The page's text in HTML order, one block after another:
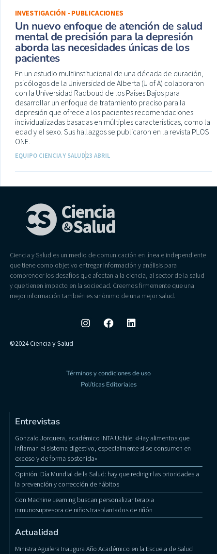
INVESTIGACIÓN - PUBLICACIONES
Un nuevo enfoque de atención de salud
mental de precisión para la depresión
aborda las necesidades únicas de los
pacientes
En un estudio multiinstitucional de una década de duración,
psicólogos de la Universidad de Alberta (U of A) colaboraron
con la Universidad Radboud de los Países Bajos para
desarrollar un enfoque de tratamiento preciso para la
depresión que ofrece a los pacientes recomendaciones
individualizadas basadas en múltiples características, como la
edad y el sexo. Sus hallazgos se publicaron en la revista PLOS
ONE.
EQUIPO CIENCIA Y SALUD23 ABRIL
Ciencia y Salud es un medio de comunicación en línea e independiente
que tiene como objetivo entregar información y análisis para
comprender los desafíos que afectan a la ciencia, al sector de la salud
y que tienen impacto en la sociedad. Creemos firmemente que una
mejor información también es sinónimo de una mejor salud.
©2024 Ciencia y Salud
Términos y condiciones de uso
Políticas Editoriales
Entrevistas
Gonzalo Jorquera, académico INTA Uchile: «Hay alimentos que
inflaman el sistema digestivo, especialmente si se consumen en
exceso y de forma sostenida»
Opinión: Día Mundial de la Salud: hay que redirigir las prioridades a
la prevención y corrección de hábitos
Con Machine Learning buscan personalizar terapia
inmunosupresora de niños trasplantados de riñón
Actualidad
Ministra Aguilera Inaugura Año Académico en la Escuela de Salud